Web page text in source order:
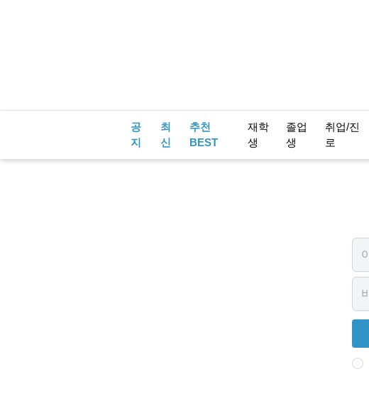
공
지
최
신
추천
BEST
재학
생
졸업
생
취업/진
로